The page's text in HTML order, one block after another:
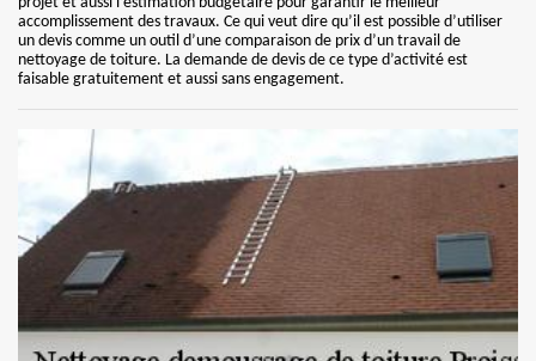
accomplissement des travaux. Ce qui veut dire qu’il est possible d’utiliser
un devis comme un outil d’une comparaison de prix d’un travail de
nettoyage de toiture. La demande de devis de ce type d’activité est
faisable gratuitement et aussi sans engagement.